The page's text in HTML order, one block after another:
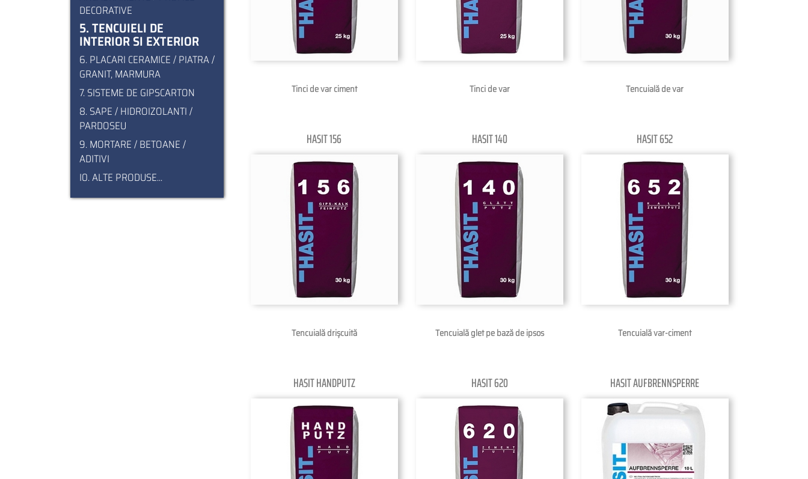
DECORATIVE
5. TENCUIELI DE
INTERIOR SI EXTERIOR
6. PLACARI CERAMICE / PIATRA /
GRANIT, MARMURA
7. SISTEME DE GIPSCARTON
8. SAPE / HIDROIZOLANTI /
PARDOSEU
9. MORTARE / BETOANE /
ADITIVI
I0. ALTE PRODUSE...
Tinci de var ciment Tinci de var Tencuială de var
HASIT 156
Tencuială drișcuită
HASIT 140
Tencuială glet pe bază de ipsos
HASIT 652
Tencuială var-ciment
HASIT HANDPUTZ HASIT 620 HASIT AUFBRENNSPERRE